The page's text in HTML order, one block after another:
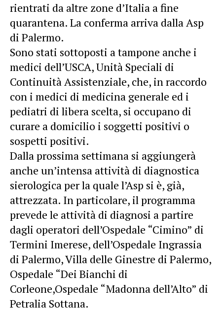
rientrati da altre zone d’Italia a fine
quarantena. La conferma arriva dalla Asp
di Palermo.
Sono stati sottoposti a tampone anche i
medici dell’USCA, Unità Speciali di
Continuità Assistenziale, che, in raccordo
con i medici di medicina generale ed i
pediatri di libera scelta, si occupano di
curare a domicilio i soggetti positivi o
sospetti positivi.
Dalla prossima settimana si aggiungerà
anche un’intensa attività di diagnostica
sierologica per la quale l’Asp si è, già,
attrezzata. In particolare, il programma
prevede le attività di diagnosi a partire
dagli operatori dell’Ospedale “Cimino” di
Termini Imerese, dell’Ospedale Ingrassia
di Palermo, Villa delle Ginestre di Palermo,
Ospedale “Dei Bianchi di
Corleone,Ospedale “Madonna dell’Alto” di
Petralia Sottana.